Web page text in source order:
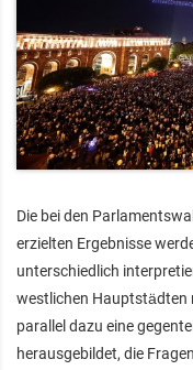
Die bei den
erzielten Ergebnisse
unterschiedlich
westlichen Hauptstädten
parallel dazu eine
herausgebildet, die